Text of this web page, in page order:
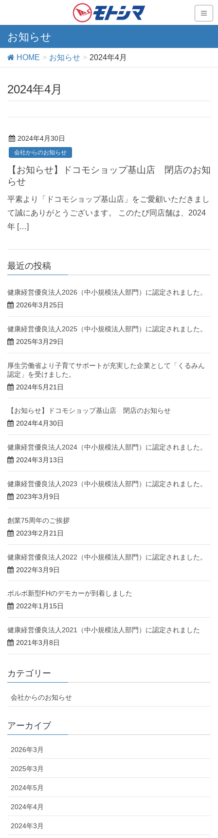
お知らせ
HOME お知らせ 2024年4月
2024年4月
2024年4月30日
会社からのお知らせ
【お知らせ】ドコモショップ基山店 閉店のお知
らせ
平素より「ドコモショップ基山店」をご愛顧いただきまし
て誠にありがとうございます。 このたび同店舗は、2024
年 […]
最近の投稿
健康経営優良法人2026（中小規模法人部門）に認定されました。
2026年3月25日
健康経営優良法人2025（中小規模法人部門）に認定されました。
2025年3月29日
厚生労働省より子育てサポートが充実した企業として「くるみん
認定」を受けました。
2024年5月21日
【お知らせ】ドコモショップ基山店 閉店のお知らせ
2024年4月30日
健康経営優良法人2024（中小規模法人部門）に認定されました。
2024年3月13日
健康経営優良法人2023（中小規模法人部門）に認定されました。
2023年3月9日
創業75周年のご挨拶
2023年2月21日
健康経営優良法人2022（中小規模法人部門）に認定されました。
2022年3月9日
ボルボ新型FHのデモカーが到着しました
2022年1月15日
健康経営優良法人2021（中小規模法人部門）に認定されました
2021年3月8日
カテゴリー
会社からのお知らせ
アーカイブ
2026年3月
2025年3月
2024年5月
2024年4月
2024年3月